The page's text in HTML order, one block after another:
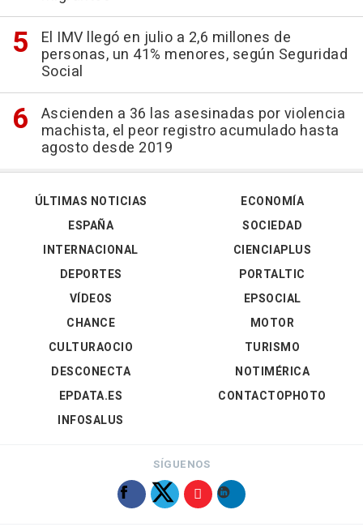
El IMV llegó en julio a 2,6 millones de
personas, un 41% menores, según Seguridad
Social
Ascienden a 36 las asesinadas por violencia
machista, el peor registro acumulado hasta
agosto desde 2019
ÚLTIMAS NOTICIAS
ESPAÑA
INTERNACIONAL
DEPORTES
VÍDEOS
ECONOMÍA
SOCIEDAD
CIENCIAPLUS
PORTALTIC
EPSOCIAL
CHANCE
CULTURAOCIO
DESCONECTA
EPDATA.ES
INFOSALUS
MOTOR
TURISMO
NOTIMÉRICA
CONTACTOPHOTO
SÍGUENOS